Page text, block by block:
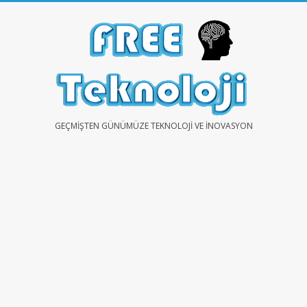
FREEGEÇMIŞTEN GÜNÜMÜZE TEKNOLOJI VE İNOVASYON